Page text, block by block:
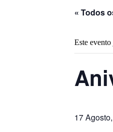
« Todos
Este
17